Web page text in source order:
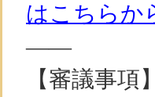
はこちらか
——
【審議事項】